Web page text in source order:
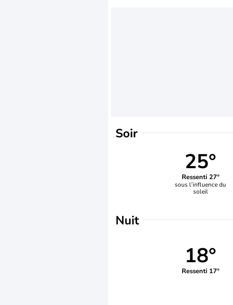
Soir
25°
Ressenti 27°
sous l’influence du
soleil
Nuit
18°
Ressenti 17°